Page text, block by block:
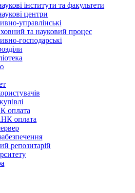
інститути та факультети
центри
управлінські
та науковий процес
господарські
оплата
репозитарій